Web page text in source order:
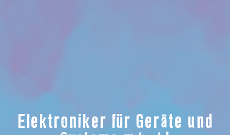
Elektroniker für Geräte und